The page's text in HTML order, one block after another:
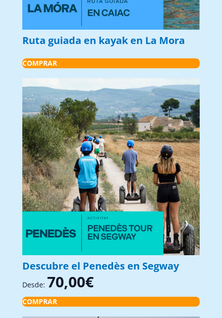
Ruta guiada en kayak en La Mora
COMPRAR
Descubre el Penedès en Segway
Desde: 70,00€
COMPRAR